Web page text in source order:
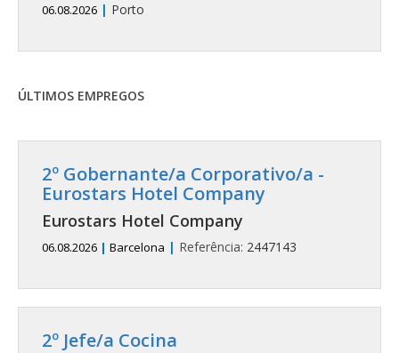
06.08.2026 | Porto
ÚLTIMOS EMPREGOS
2º Gobernante/a Corporativo/a -
Eurostars Hotel Company
Eurostars Hotel Company
06.08.2026 | Barcelona | Referência: 2447143
2º Jefe/a Cocina